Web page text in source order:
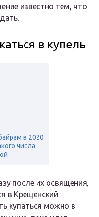
известно тем, что
в купель
в 2020
числа
после их освящения,
в Крещенский
купаться можно в